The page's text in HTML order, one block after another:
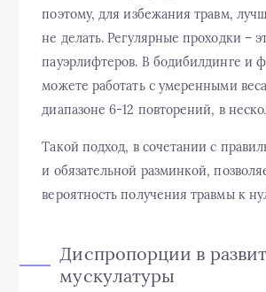
поэтому, для избежания травм,
не делать. Регулярные проходки –
пауэрлифтеров. В бодибилдинге и
можете работать с умеренными
диапазоне 6-12 повторений, в
Такой подход, в сочетании с
и обязательной разминкой,
вероятность получения травмы к
Диспропорции в
мускулатуры